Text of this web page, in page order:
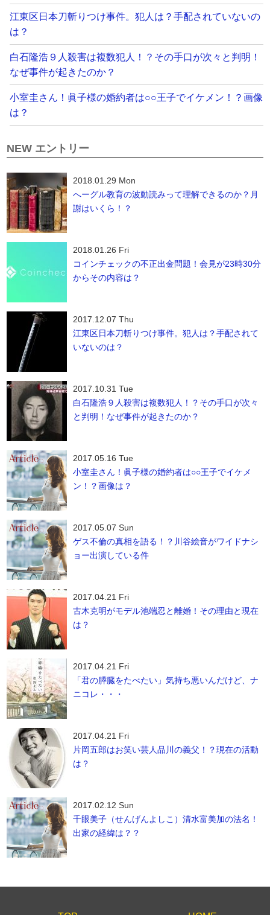
江東区日本刀斬りつけ事件。犯人は？手配されていないの
は？
白石隆浩９人殺害は複数犯人！？その手口が次々と判明！
なぜ事件が起きたのか？
小室圭さん！眞子様の婚約者は○○王子でイケメン！？画像
は？
NEW エントリー
2018.01.29 Mon
へーグル教育の波動読みって理解できるのか？月
謝はいくら！？
2018.01.26 Fri
コインチェックの不正出金問題！会見が23時30分
からその内容は？
2017.12.07 Thu
江東区日本刀斬りつけ事件。犯人は？手配されて
いないのは？
2017.10.31 Tue
白石隆浩９人殺害は複数犯人！？その手口が次々
と判明！なぜ事件が起きたのか？
2017.05.16 Tue
小室圭さん！眞子様の婚約者は○○王子でイケメ
ン！？画像は？
2017.05.07 Sun
ゲス不倫の真相を語る！？川谷絵音がワイドナシ
ョー出演している件
2017.04.21 Fri
古木克明がモデル池端忍と離婚！その理由と現在
は？
2017.04.21 Fri
「君の膵臓をたべたい」気持ち悪いんだけど、ナ
ニコレ・・・
2017.04.21 Fri
片岡五郎はお笑い芸人品川の義父！？現在の活動
は？
2017.02.12 Sun
千眼美子（せんげんよしこ）清水富美加の法名！
出家の経緯は？？